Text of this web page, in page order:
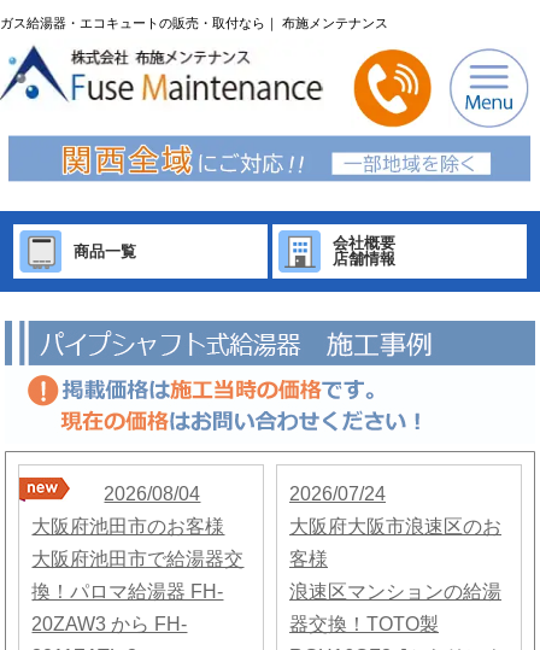
ガス給湯器・エコキュートの販売・取付なら｜ 布施メンテナンス
商品一覧
会社概要
店舗情報
2026/08/04
大阪府池田市のお客様
大阪府池田市で給湯器交
換！パロマ給湯器 FH-
20ZAW3 から FH-
2026/07/24
大阪府大阪市浪速区のお
客様
浪速区マンションの給湯
器交換！TOTO製